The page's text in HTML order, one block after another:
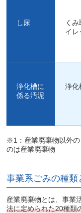
し尿
く
イレ
浄化槽に
係る汚泥
浄化
※1：産業廃棄物以外
のは産業廃棄物
事業系ごみの種
産業廃棄物とは、事業
法に定められた20種類